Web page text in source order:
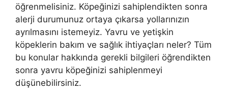
öğrenmelisiniz. Köpeğinizi sahiplendikten sonra
alerji durumunuz ortaya çıkarsa yollarınızın
ayrılmasını istemeyiz. Yavru ve yetişkin
köpeklerin bakım ve sağlık ihtiyaçları neler? Tüm
bu konular hakkında gerekli bilgileri öğrendikten
sonra yavru köpeğinizi sahiplenmeyi
düşünebilirsiniz.